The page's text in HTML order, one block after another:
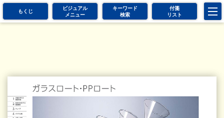
もくじ
ビジュアル
メニュー
キーワード
検索
付箋
リスト